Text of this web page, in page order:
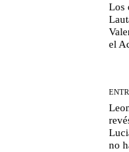
Los
el
no